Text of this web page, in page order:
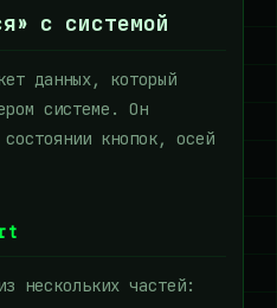
с системой
данных, который
системе. Он
кнопок, осей
нескольких частей: